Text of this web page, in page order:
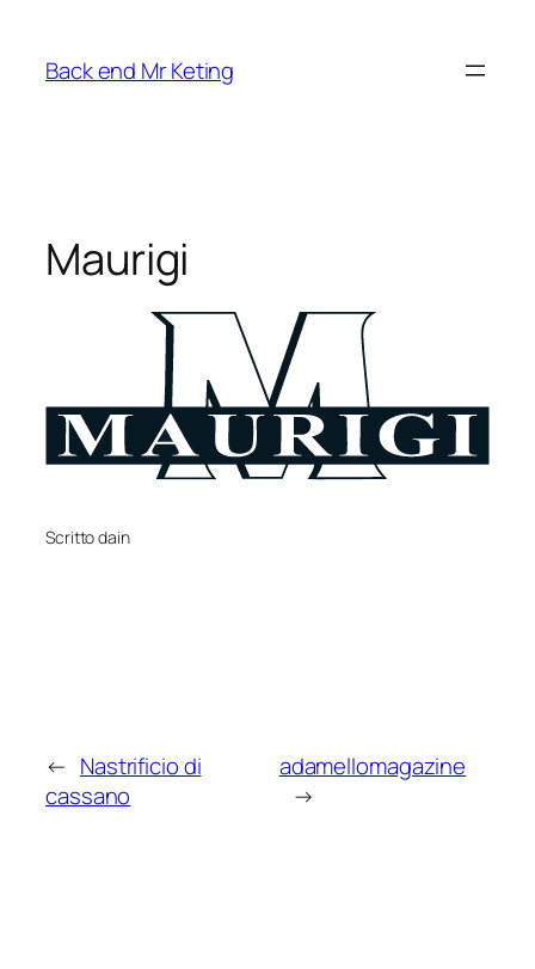
contenuto
Back end Mr Keting
Maurigi
Scritto dain
← Nastrificio di
cassano
adamellomagazine
→